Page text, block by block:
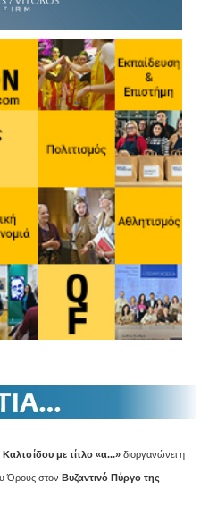
με τίτλο «α...» διοργανώνει η
Όρους στον Βυζαντινό Πύργο της